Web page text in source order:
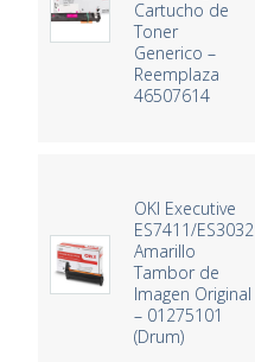
Cartucho de
Toner
Generico –
Reemplaza
46507614
OKI Executive
ES7411/ES3032
Amarillo
Tambor de
Imagen Original
– 01275101
(Drum)